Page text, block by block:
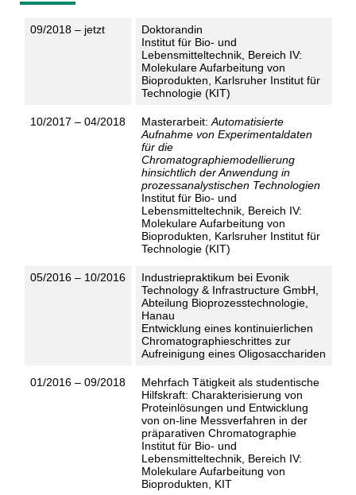
09/2018 – jetzt
Doktorandin
Institut für Bio- und
Lebensmitteltechnik, Bereich IV:
Molekulare Aufarbeitung von
Bioprodukten, Karlsruher Institut für
Technologie (KIT)
10/2017 – 04/2018 Masterarbeit:Automatisierte
Aufnahme von Experimentaldaten
für die
Chromatographiemodellierung
hinsichtlich der Anwendung in
prozessanalystischen Technologien
Institut für Bio- und
Lebensmitteltechnik, Bereich IV:
Molekulare Aufarbeitung von
Bioprodukten, Karlsruher Institut für
Technologie (KIT)
05/2016 – 10/2016
Industriepraktikum bei Evonik
Technology & Infrastructure GmbH,
Abteilung Bioprozesstechnologie,
Hanau
Entwicklung eines kontinuierlichen
Chromatographieschrittes zur
Aufreinigung eines Oligosacchariden
01/2016 – 09/2018
Mehrfach Tätigkeit als studentische
Hilfskraft: Charakterisierung von
Proteinlösungen und Entwicklung
von on-line Messverfahren in der
präparativen Chromatographie
Institut für Bio- und
Lebensmitteltechnik, Bereich IV:
Molekulare Aufarbeitung von
Bioprodukten, KIT